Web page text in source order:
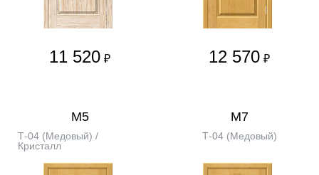
11 520 ₽ 12 570 ₽
М5
Т-04 (Медовый) /
Кристалл
М7
Т-04 (Медовый)